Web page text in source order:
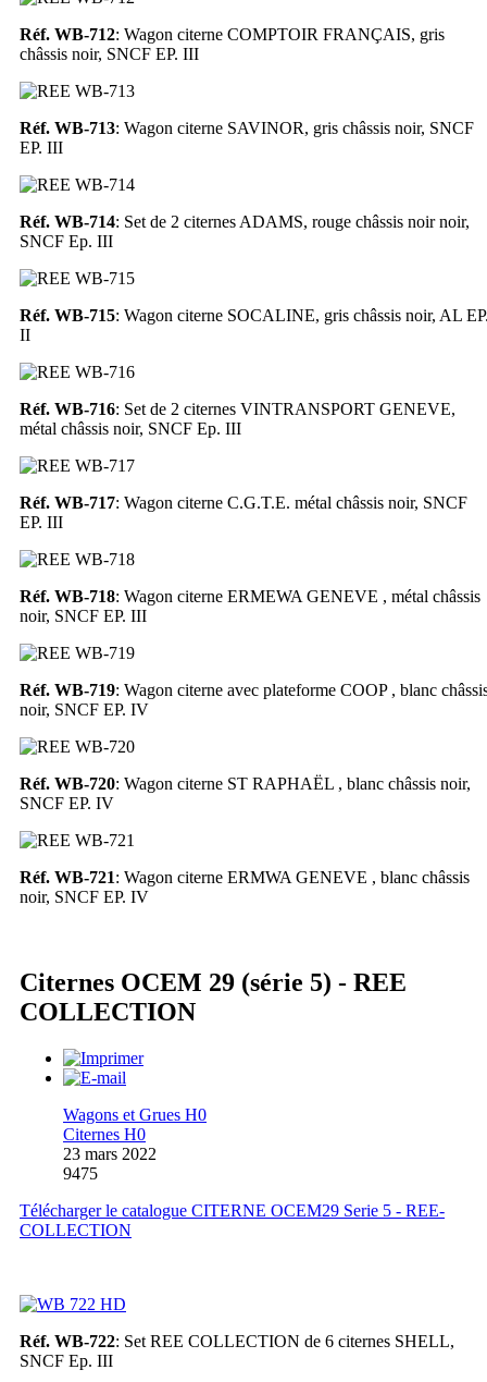
Réf. WB-712: Wagon citerne COMPTOIR FRANÇAIS, gris
châssis noir, SNCF EP. III
Réf. WB-713: Wagon citerne SAVINOR, gris châssis noir, SNCF
EP. III
Réf. WB-714: Set de 2 citernes ADAMS, rouge châssis noir noir,
SNCF Ep. III
Réf. WB-715: Wagon citerne SOCALINE, gris châssis noir, AL
II
Réf. WB-716: Set de 2 citernes VINTRANSPORT GENEVE,
métal châssis noir, SNCF Ep. III
Réf. WB-717: Wagon citerne C.G.T.E. métal châssis noir, SNCF
EP. III
Réf. WB-718: Wagon citerne ERMEWA GENEVE , métal châssis
noir, SNCF EP. III
Réf. WB-719: Wagon citerne avec plateforme COOP , blanc
noir, SNCF EP. IV
Réf. WB-720: Wagon citerne ST RAPHAËL , blanc châssis noir,
SNCF EP. IV
Réf. WB-721: Wagon citerne ERMWA GENEVE , blanc châssis
noir, SNCF EP. IV
Citernes OCEM 29 (série 5) - REE
COLLECTION
Wagons et Grues H0
Citernes H0
23 mars 2022
9475
Télécharger le catalogue CITERNE OCEM29 Serie 5 - REE-
COLLECTION
Réf. WB-722: Set REE COLLECTION de 6 citernes SHELL,
SNCF Ep. III